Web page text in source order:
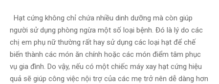
Hạt cứng không chỉ chứa nhiều dinh dưỡng mà còn giúp
người sử dụng phòng ngừa một số loại bệnh. Đó là lý do các
chị em phụ nữ thường rất hay sử dụng các loại hạt để chế
biến thành các món ăn chính hoặc các món điểm tâm phục
vụ gia đình. Do vậy, nếu có một chiếc máy xay hạt cứng hiệu
quả sẽ giúp công việc nội trợ của các mẹ trở nên dễ dàng hơn